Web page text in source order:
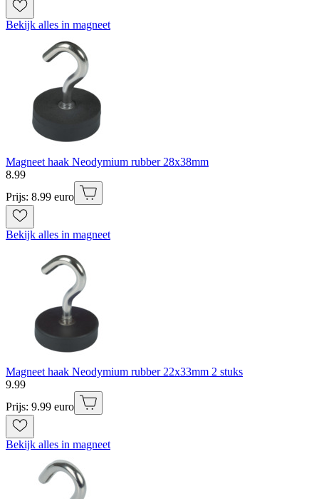
Bekijk alles in magneet
Magneet haak Neodymium rubber 28x38mm
8.99
Prijs: 8.99 euro
Bekijk alles in magneet
Magneet haak Neodymium rubber 22x33mm 2 stuks
9.99
Prijs: 9.99 euro
Bekijk alles in magneet